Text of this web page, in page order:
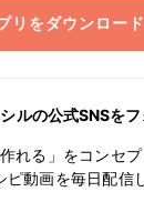
リをダウンロー
ルの公式SNSを
れる」をコンセ
ピ動画を毎日配信